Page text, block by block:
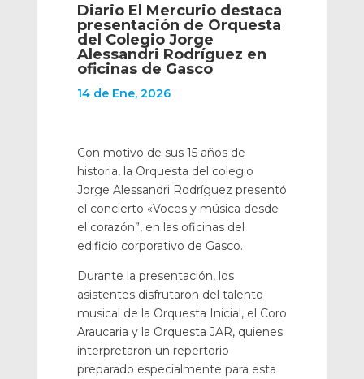
Diario El Mercurio destaca
presentación de Orquesta
del Colegio Jorge
Alessandri Rodríguez en
oficinas de Gasco
14 de Ene, 2026
Con motivo de sus 15 años de
historia, la Orquesta del colegio
Jorge Alessandri Rodríguez presentó
el concierto «Voces y música desde
el corazón”, en las oficinas del
edificio corporativo de Gasco.
Durante la presentación, los
asistentes disfrutaron del talento
musical de la Orquesta Inicial, el Coro
Araucaria y la Orquesta JAR, quienes
interpretaron un repertorio
preparado especialmente para esta